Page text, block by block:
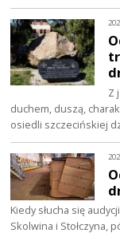
Z
duchem, duszą,
osiedli szczecińskiej
Kiedy słucha się
Skolwina i Stołczyna,